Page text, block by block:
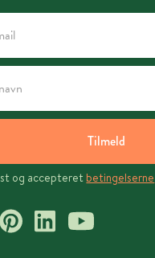
Tilmeld
og accepteret betingelserne